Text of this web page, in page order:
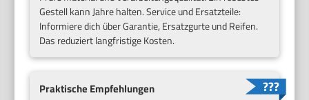
Gestell kann Jahre halten. Service und Ersatzteile:
Informiere dich über Garantie, Ersatzgurte und Reifen.
Das reduziert langfristige Kosten.
Praktische Empfehlungen